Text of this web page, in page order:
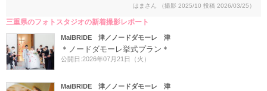
手だったのですが、ナチュラルな感じでお任せでお願いし、とても満足のい
く仕上がりになりました。
はまさん （撮影 2025/10 投稿 2026/03/25）
三重県のフォトスタジオの新着撮影レポート
MaiBRIDE 津／ノードダモーレ 津
＊ノードダモーレ挙式プラン＊
公開日:2026年07月21日（火）
MaiBRIDE 津／ノードダモーレ 津